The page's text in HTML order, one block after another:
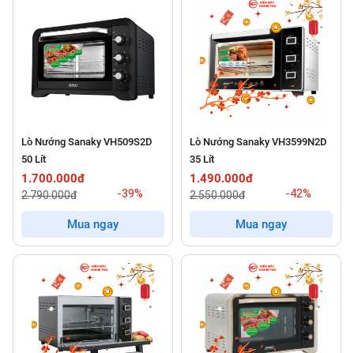
Lò Nướng Sanaky VH509S2D
50 Lít
1.700.000đ
2.790.000đ -39%
Mua ngay
Lò Nướng Sanaky VH3599N2D
35 Lít
1.490.000đ
2.550.000đ -42%
Mua ngay